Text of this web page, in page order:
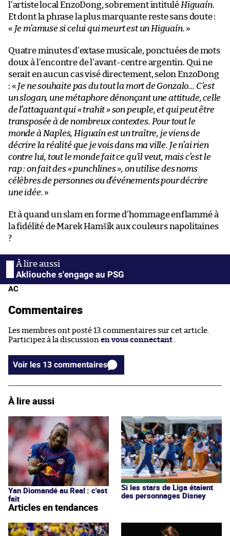
l’artiste local EnzoDong, sobrement intitulé Higuaín.
Et dont la phrase la plus marquante reste sans doute :
« Je m’amuse si celui qui meurt est un Higuaín. »
Quatre minutes d’extase musicale, ponctuées de mots
doux à l’encontre de l’avant-centre argentin. Qui ne
serait en aucun cas visé directement, selon EnzoDong
: « Je ne souhaite pas du tout la mort de Gonzalo… C’est
un slogan, une métaphore dénonçant une attitude, celle
de l’attaquant qui « trahit » son peuple, et qui peut être
transposée à de nombreux contextes. Pour tout le
monde à Naples, Higuaín est un traître, je viens de
décrire la réalité que je vois dans ma ville. Je n’ai rien
contre lui, tout le monde fait ce qu’il veut, mais c’est le
rap : on fait des « punchlines », on utilise des noms
célèbres de personnes ou d’événements pour décrire
une idée. »
Et à quand un slam en forme d’hommage enflammé à
la fidélité de Marek Hamšík aux couleurs napolitaines
?
Akliouche s'engage au PSG
AC
Commentaires
Les membres ont posté 13 commentaires sur cet article.
Participez à la discussion en vous connectant .
Voir les 13 commentaires
À lire aussi
Yan Diomandé au Real : c'est
fait
Si les stars de Liga étaient
des personnages Disney
Articles en tendances